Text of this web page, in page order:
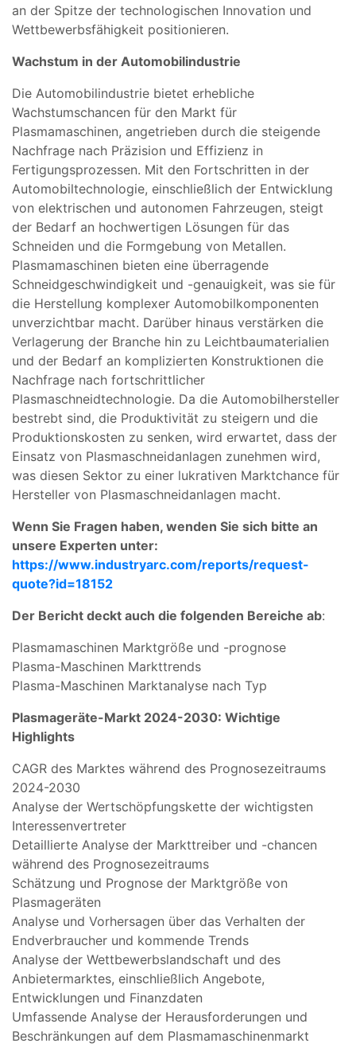
an der Spitze der technologischen Innovation und
Wettbewerbsfähigkeit positionieren.
Wachstum in der Automobilindustrie
Die Automobilindustrie bietet erhebliche
Wachstumschancen für den Markt für
Plasmamaschinen, angetrieben durch die steigende
Nachfrage nach Präzision und Effizienz in
Fertigungsprozessen. Mit den Fortschritten in der
Automobiltechnologie, einschließlich der Entwicklung
von elektrischen und autonomen Fahrzeugen, steigt
der Bedarf an hochwertigen Lösungen für das
Schneiden und die Formgebung von Metallen.
Plasmamaschinen bieten eine überragende
Schneidgeschwindigkeit und -genauigkeit, was sie für
die Herstellung komplexer Automobilkomponenten
unverzichtbar macht. Darüber hinaus verstärken die
Verlagerung der Branche hin zu Leichtbaumaterialien
und der Bedarf an komplizierten Konstruktionen die
Nachfrage nach fortschrittlicher
Plasmaschneidtechnologie. Da die Automobilhersteller
bestrebt sind, die Produktivität zu steigern und die
Produktionskosten zu senken, wird erwartet, dass der
Einsatz von Plasmaschneidanlagen zunehmen wird,
was diesen Sektor zu einer lukrativen Marktchance für
Hersteller von Plasmaschneidanlagen macht.
Wenn Sie Fragen haben, wenden Sie sich bitte an
unsere Experten unter:
https://www.industryarc.com/reports/request-
quote?id=18152
Der Bericht deckt auch die folgenden Bereiche ab:
Plasmamaschinen Marktgröße und -prognose
Plasma-Maschinen Markttrends
Plasma-Maschinen Marktanalyse nach Typ
Plasmageräte-Markt 2024-2030: Wichtige
Highlights
CAGR des Marktes während des Prognosezeitraums
2024-2030
Analyse der Wertschöpfungskette der wichtigsten
Interessenvertreter
Detaillierte Analyse der Markttreiber und -chancen
während des Prognosezeitraums
Schätzung und Prognose der Marktgröße von
Plasmageräten
Analyse und Vorhersagen über das Verhalten der
Endverbraucher und kommende Trends
Analyse der Wettbewerbslandschaft und des
Anbietermarktes, einschließlich Angebote,
Entwicklungen und Finanzdaten
Umfassende Analyse der Herausforderungen und
Beschränkungen auf dem Plasmamaschinenmarkt